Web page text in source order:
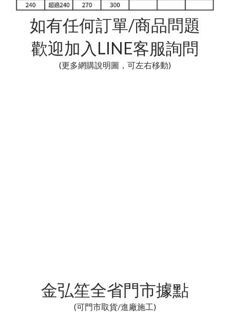
如有任何訂單/商品問題
歡迎加入LINE客服詢問
(更多網購說明圖，可左右移動)
金弘笙全省門市據點
(可門市取貨/進廠施工)